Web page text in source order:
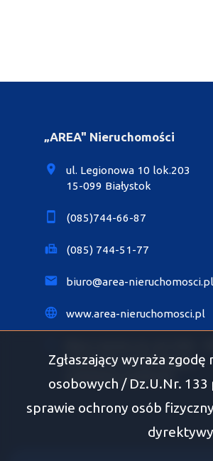
„AREA" Nieruchomości
ul. Legionowa 10 lok.203
15-099 Białystok
(085)744-66-87
(085) 744-51-77
biuro@area-nieruchomosci.pl
www.area-nieruchomosci.pl
Soboty po wcześniejszym
umówieniu spotkania
Zgłaszający wyraża
osobowych / Dz.U.Nr. 133
sprawie ochrony osób